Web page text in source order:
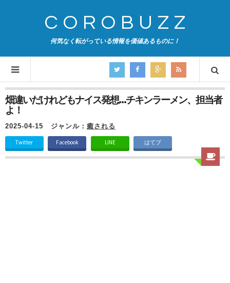
COROBUZZ
何気なく転がっている情報を価値あるものに！
畑違いだけれどもナイス発想…チキンラーメン、担当者
よ！
2025-04-15 ジャンル： 癒される
Twitter Facebook LINE はてブ